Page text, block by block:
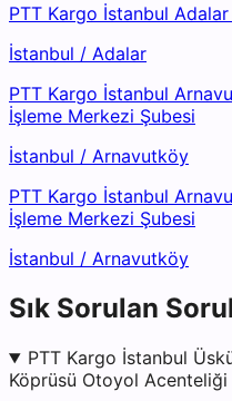
PTT Kargo İstanbul Adalar
İstanbul / Adalar
PTT Kargo İstanbul
İşleme Merkezi Şubesi
İstanbul / Arnavutköy
PTT Kargo İstanbul
İşleme Merkezi Şubesi
İstanbul / Arnavutköy
Sık Sorulan
PTT Kargo İstanbul
Köprüsü Otoyol